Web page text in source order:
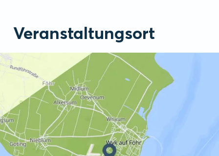
Veranstaltungsort